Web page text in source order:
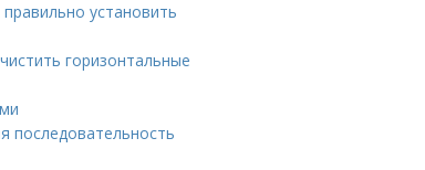
установить
горизонтальные
последовательность